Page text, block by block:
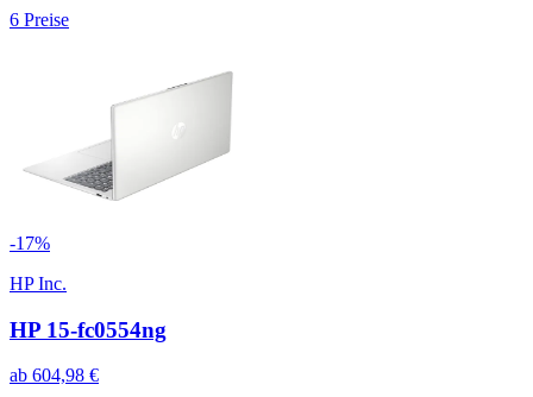
6 Preise
-17%
HP Inc.
HP 15-fc0554ng
ab 604,98 €